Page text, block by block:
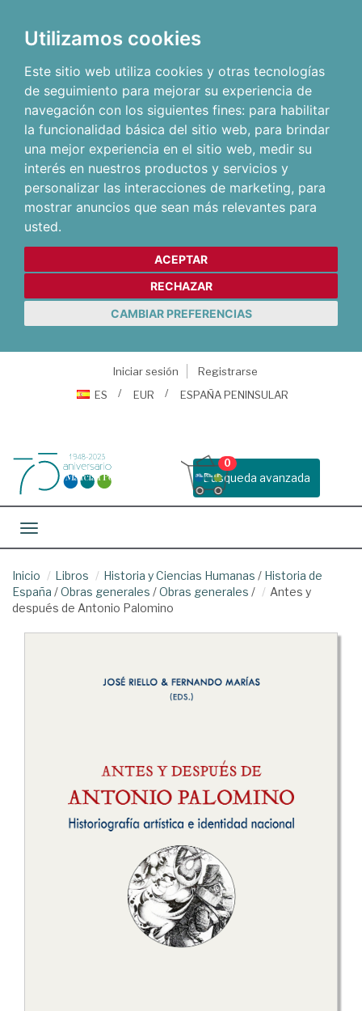
Utilizamos cookies
Este sitio web utiliza cookies y otras tecnologías
de seguimiento para mejorar su experiencia de
navegación con los siguientes fines: para habilitar
la funcionalidad básica del sitio web, para brindar
una mejor experiencia en el sitio web, medir su
interés en nuestros productos y servicios y
personalizar las interacciones de marketing, para
mostrar anuncios que sean más relevantes para
usted.
ACEPTAR
RECHAZAR
CAMBIAR PREFERENCIAS
Iniciar sesión
Registrarse
ES
EUR ESPAÑA PENINSULAR
Busqueda avanzada
0
Toggle navigation
Inicio Libros Historia y Ciencias Humanas / Historia de
España /Obras generales /Obras generales /
Antes y
después de Antonio Palomino